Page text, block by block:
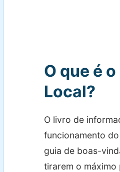
O que é
Local?
O livro de
funcionamento
guia de boas-
tirarem o máximo